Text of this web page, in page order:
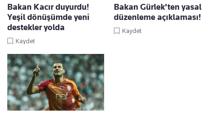
Bakan Kacır duyurdu!
Yeşil dönüşümde yeni
destekler yolda
Kaydet
Bakan Gürlek'ten yasal
düzenleme açıklaması!
Kaydet